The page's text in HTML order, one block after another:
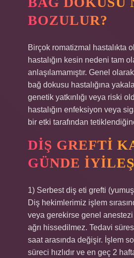
BOZULUR?
Birçok romatizmal hastalıkta
hastalığın kesin nedeni tam
anlaşılamamıştır. Genel
bağ dokusu hastalığına
genetik yatkınlığı veya riski
hastalığın enfeksiyon veya
bir etki tarafından
DIŞ GREFTI
GÜNDE
1) Serbest diş eti grefti
Diş hekimlerimiz işlem
veya gerekirse genel anestezi
ağrı hissedilmez. Tedavi
saat arasında değişir. İşlem
süreci hızlıdır ve en geç 2